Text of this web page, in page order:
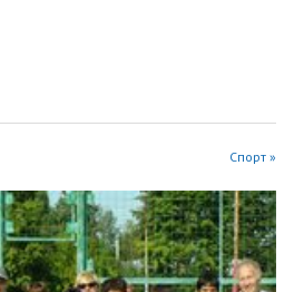
Спорт »